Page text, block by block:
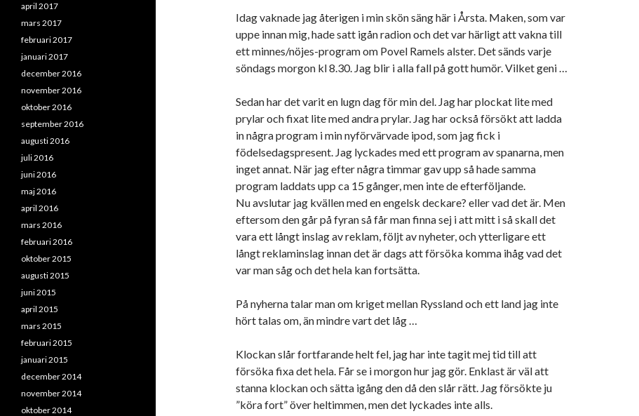
Idag vaknade jag återigen i min skön säng här i Årsta. Maken, som var
uppe innan mig, hade satt igån radion och det var härligt att vakna till
ett minnes/nöjes-program om Povel Ramels alster. Det sänds varje
söndags morgon kl 8.30. Jag blir i alla fall på gott humör. Vilket geni …
Sedan har det varit en lugn dag för min del. Jag har plockat lite med
prylar och fixat lite med andra prylar. Jag har också försökt att ladda
in några program i min nyförvärvade ipod, som jag fick i
födelsedagspresent. Jag lyckades med ett program av spanarna, men
inget annat. När jag efter några timmar gav upp så hade samma
program laddats upp ca 15 gånger, men inte de efterföljande.
Nu avslutar jag kvällen med en engelsk deckare? eller vad det är. Men
eftersom den går på fyran så får man finna sej i att mitt i så skall det
vara ett långt inslag av reklam, följt av nyheter, och ytterligare ett
långt reklaminslag innan det är dags att försöka komma ihåg vad det
var man såg och det hela kan fortsätta.
På nyherna talar man om kriget mellan Ryssland och ett land jag inte
hört talas om, än mindre vart det låg …
Klockan slår fortfarande helt fel, jag har inte tagit mej tid till att
försöka fixa det hela. Får se i morgon hur jag gör. Enklast är väl att
stanna klockan och sätta igång den då den slår rätt. Jag försökte ju
”köra fort” över heltimmen, men det lyckades inte alls.
april 2017
mars 2017
februari 2017
januari 2017
december 2016
november 2016
oktober 2016
september 2016
augusti 2016
juli 2016
juni 2016
maj 2016
april 2016
mars 2016
februari 2016
oktober 2015
augusti 2015
juni 2015
april 2015
mars 2015
februari 2015
januari 2015
december 2014
november 2014
oktober 2014